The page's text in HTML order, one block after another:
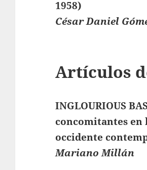
1958)
César Daniel
Artículos
INGLOURIOUS
concomitantes en
occidente
Mariano Millán